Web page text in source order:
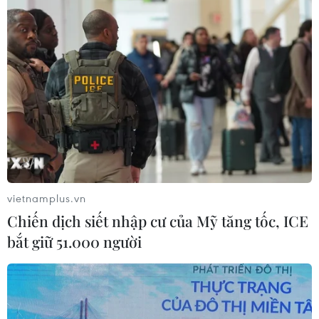
Tổng Biên tập: TRẦN TIẾN DUẨN
Phó Tổng Biên tập: NGUYỄN THỊ TÁM, KHÚC THANH
THỦY
Sở hữu trí tuệ
Quy định sử dụng
RSS
Hỗ trợ
Ngôn ngữ
TTXVN
Dịch vụ tin
Quảng cáo
Liên hệ
Giấy phép số: 1374/GP-BTTTT do Bộ Thông tin và Truyền thông
cấp ngày 11/9/2008.
Quảng cáo: Phó TBT Nguyễn Thị Tám: 093.5958688, Email:
vietnamplus.vn
Chiến dịch siết nhập cư của Mỹ tăng tốc, ICE
bắt giữ 51.000 người